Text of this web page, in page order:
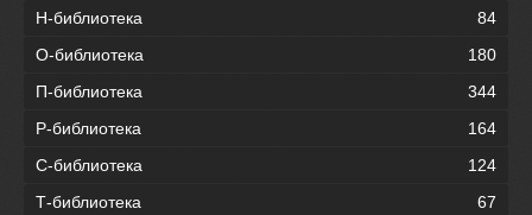
Н-библиотека
84
О-библиотека
180
П-библиотека
344
Р-библиотека
164
С-библиотека
124
Т-библиотека
67